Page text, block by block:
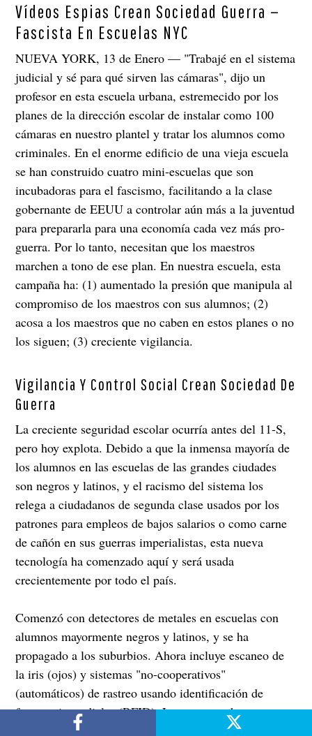
Vídeos Espias Crean Sociedad Guerra —
Fascista En Escuelas NYC
NUEVA YORK, 13 de Enero — "Trabajé en el sistema
judicial y sé para qué sirven las cámaras", dijo un
profesor en esta escuela urbana, estremecido por los
planes de la dirección escolar de instalar como 100
cámaras en nuestro plantel y tratar los alumnos como
criminales. En el enorme edificio de una vieja escuela
se han construido cuatro mini-escuelas que son
incubadoras para el fascismo, facilitando a la clase
gobernante de EEUU a controlar aún más a la juventud
para prepararla para una economía cada vez más pro-
guerra. Por lo tanto, necesitan que los maestros
marchen a tono de ese plan. En nuestra escuela, esta
campaña ha: (1) aumentado la presión que manipula al
compromiso de los maestros con sus alumnos; (2)
acosa a los maestros que no caben en estos planes o no
los siguen; (3) creciente vigilancia.
Vigilancia Y Control Social Crean Sociedad De
Guerra
La creciente seguridad escolar ocurría antes del 11-S,
pero hoy explota. Debido a que la inmensa mayoría de
los alumnos en las escuelas de las grandes ciudades
son negros y latinos, y el racismo del sistema los
relega a ciudadanos de segunda clase usados por los
patrones para empleos de bajos salarios o como carne
de cañón en sus guerras imperialistas, esta nueva
tecnología ha comenzado aquí y será usada
crecientemente por todo el país.
Comenzó con detectores de metales en escuelas con
alumnos mayormente negros y latinos, y se ha
propagado a los suburbios. Ahora incluye escaneo de
la iris (ojos) y sistemas "no-cooperativos"
(automáticos) de rastreo usando identificación de
frecuencias radiales (RFID). Los patrones han
equipado 75% de las escuelas públicas nuevas con